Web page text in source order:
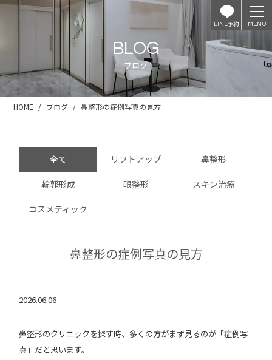
LINE予約
BLOG
ブログ
HOME ブログ 鼻整形の症例写真の見方
全て リフトアップ 鼻整形
輪郭形成 眼整形 スキン治療
コスメティック
鼻整形の症例写真の見方
2026.06.06
鼻整形のクリニックを探す時、多くの方がまず見るのが「症例写
真」だと思います。